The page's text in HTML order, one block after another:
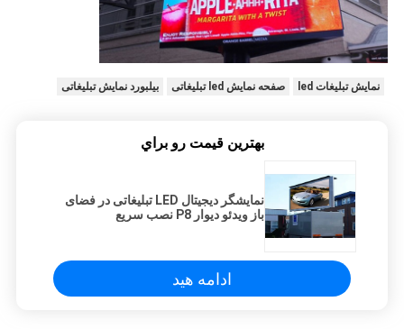
نمایش تبلیغات led صفحه نمایش led تبلیغاتی بیلبورد نمایش تبلیغاتی
بهترين قيمت رو براي
نمایشگر دیجیتال LED تبلیغاتی در فضای
باز ویدئو دیوار P8 نصب سریع
ادامه هید